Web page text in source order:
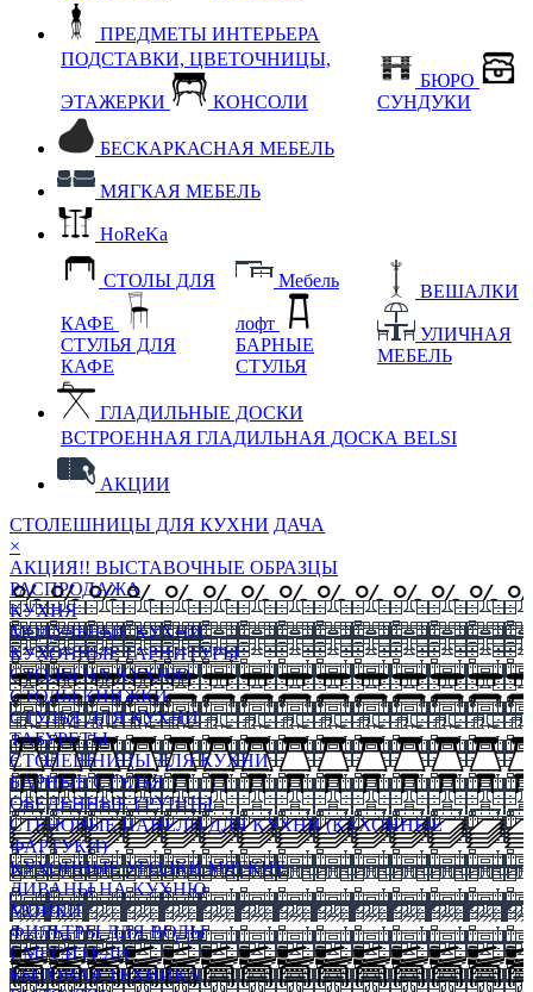
ПРЕДМЕТЫ ИНТЕРЬЕРА
ПОДСТАВКИ, ЦВЕТОЧНИЦЫ,
ЭТАЖЕРКИ КОНСОЛИ
БЮРО
СУНДУКИ
БЕСКАРКАСНАЯ МЕБЕЛЬ
МЯГКАЯ МЕБЕЛЬ
HoReKa
СТОЛЫ ДЛЯ
КАФЕ
СТУЛЬЯ ДЛЯ
КАФЕ
Мебель
лофт
БАРНЫЕ
СТУЛЬЯ
ВЕШАЛКИ
УЛИЧНАЯ
МЕБЕЛЬ
ГЛАДИЛЬНЫЕ ДОСКИ
ВСТРОЕННАЯ ГЛАДИЛЬНАЯ ДОСКА BELSI
АКЦИИ
СТОЛЕШНИЦЫ ДЛЯ КУХНИ ДАЧА
×
АКЦИЯ!! ВЫСТАВОЧНЫЕ ОБРАЗЦЫ
РАСПРОДАЖА
КУХНЯ
МОДУЛЬНЫЕ КУХНИ
КУХОННЫЕ ГАРНИТУРЫ
СТОЛЫ НА КУХНЮ
СТОЛЫ КНИЖКИ
СТУЛЬЯ ДЛЯ КУХНИ
ТАБУРЕТЫ
СТОЛЕШНИЦЫ ДЛЯ КУХНИ
БАРНЫЕ СТУЛЬЯ
ОБЕДЕННЫЕ ГРУППЫ
СТЕНОВЫЕ ПАНЕЛИ ДЛЯ КУХНИ (КУХОННЫЕ
ФАРТУКИ)
КУХОННЫЕ УГОЛКИ МЯГКИЕ
ДИВАНЫ НА КУХНЮ
МОЙКИ
ФИЛЬТРЫ ДЛЯ ВОДЫ
СМЕСИТЕЛИ
БЫТОВАЯ ТЕХНИКА